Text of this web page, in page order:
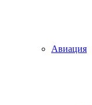
Авиация